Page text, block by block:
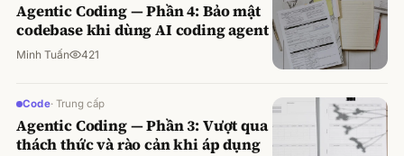
Agentic Coding — Phần 4: Bảo mật
codebase khi dùng AI coding agent
Minh Tuấn 421
Code· Trung cấp
Agentic Coding — Phần 3: Vượt qua
thách thức và rào cản khi áp dụng